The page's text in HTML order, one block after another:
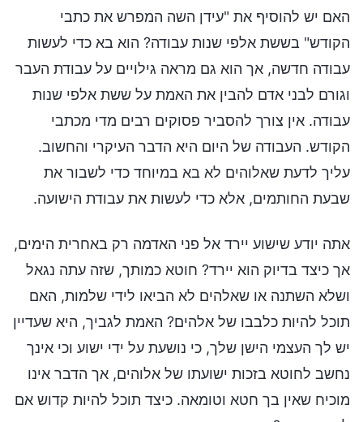
האם יש להוסיף את "עידן השה המפרש את כתבי
הקודש" בששת אלפי שנות עבודה? הוא בא כדי לעשות
עבודה חדשה, אך הוא גם מראה גילויים על עבודת העבר
וגורם לבני אדם להבין את האמת על ששת אלפי שנות
עבודה. אין צורך להסביר פסוקים רבים מדי מכתבי
הקודש. העבודה של היום היא הדבר העיקרי והחשוב.
עליך לדעת שאלוהים לא בא במיוחד כדי לשבור את
שבעת החותמים, אלא כדי לעשות את עבודת הישועה.
אתה יודע שישוע יירד אל פני האדמה רק באחרית הימים,
אך כיצד בדיוק הוא יירד? חוטא כמותך, שזה עתה נגאל
ושלא השתנה או שאלהים לא הביאו לידי שלמות, האם
תוכל להיות כלבבו של אלהים? האמת לגביך, היא שעדיין
יש לך העצמי הישן שלך, כי נושעת על ידי ישוע וכי אינך
נחשב לחוטא בזכות ישועתו של אלוהים, אך הדבר אינו
מוכיח שאין בך חטא וטומאה. כיצד תוכל להיות קדוש אם